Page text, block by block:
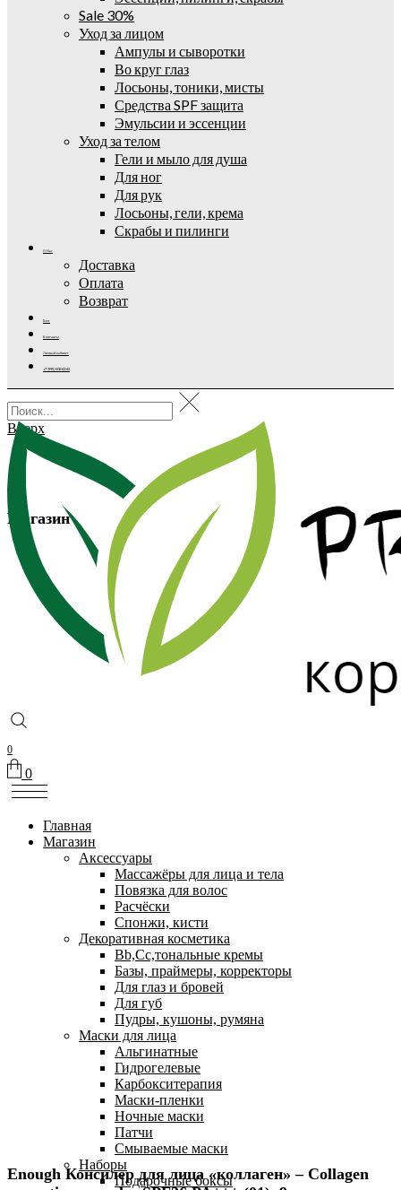
Sale 30%
Уход за лицом
Ампулы и сыворотки
Во круг глаз
Лосьоны, тоники, мисты
Средства SPF защита
Эмульсии и эссенции
Уход за телом
Гели и мыло для душа
Для ног
Для рук
Лосьоны, гели, крема
Скрабы и пилинги
О Нас
Доставка
Оплата
Возврат
Блог
Контакты
Личный кабинет
+7 (995) 502-42-42
0
0
Главная
Магазин
Аксессуары
Массажёры для лица и тела
Повязка для волос
Расчёски
Спонжи, кисти
Декоративная косметика
Bb,Cc,тональные кремы
Базы, праймеры, корректоры
Для глаз и бровей
Для губ
Пудры, кушоны, румяна
Маски для лица
Альгинатные
Гидрогелевые
Карбокситерапия
Маски-пленки
Ночные маски
Патчи
Смываемые маски
Наборы
Подарочные боксы
Вверх
Магазин
Enough Консилер для лица «коллаген» – Collagen